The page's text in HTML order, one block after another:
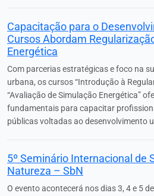
Capacitação para o
Cursos Abordam
Energética
Com parcerias estratégicas e foco na
urbana, os cursos “Introdução à
“Avaliação de Simulação Energética”
fundamentais para capacitar
públicas voltadas ao desenvolvimento
5º Seminário Internacional de
Natureza – SbN
O evento acontecerá nos dias 3, 4 e 5